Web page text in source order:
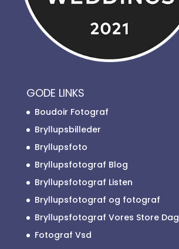
GODE LINKS
Boudoir Fotograf
Bryllupsbilleder
Bryllupsfoto
Bryllupsfotograf Blog
Bryllupsfotograf Listen
Bryllupsfotograf og fotograf
Bryllupsfotograf Vores Store Dag
Fotograf Vsd